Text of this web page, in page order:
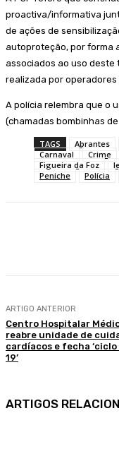
proactiva/informativa
de ações de
autoproteção, por forma
associados ao uso deste
realizada por
A polícia relembra que o
(chamadas bombinhas
TAGS Abrantes
Carnaval
Crime
Figueira da Foz
Peniche
Polícia
ARTIGO ANTERIOR
Centro Hospitalar
reabre unidade de
cardíacos e fecha
19’
ARTIGOS